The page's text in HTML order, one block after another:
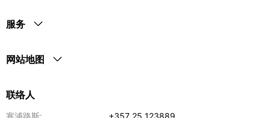
服务
网站地图
联络人
塞浦路斯:
+357 25 123889